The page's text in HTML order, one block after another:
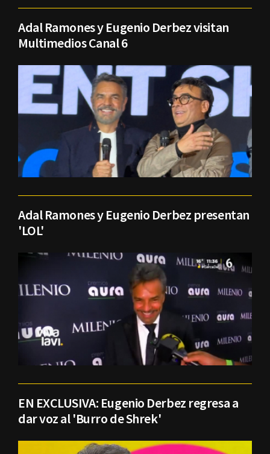
Adal Ramones y Eugenio Derbez visitan
Multimedios Canal 6
Adal Ramones y Eugenio Derbez presentan
'LOL'
EN EXCLUSIVA: Eugenio Derbez regresa a
dar voz al 'Burro de Shrek'